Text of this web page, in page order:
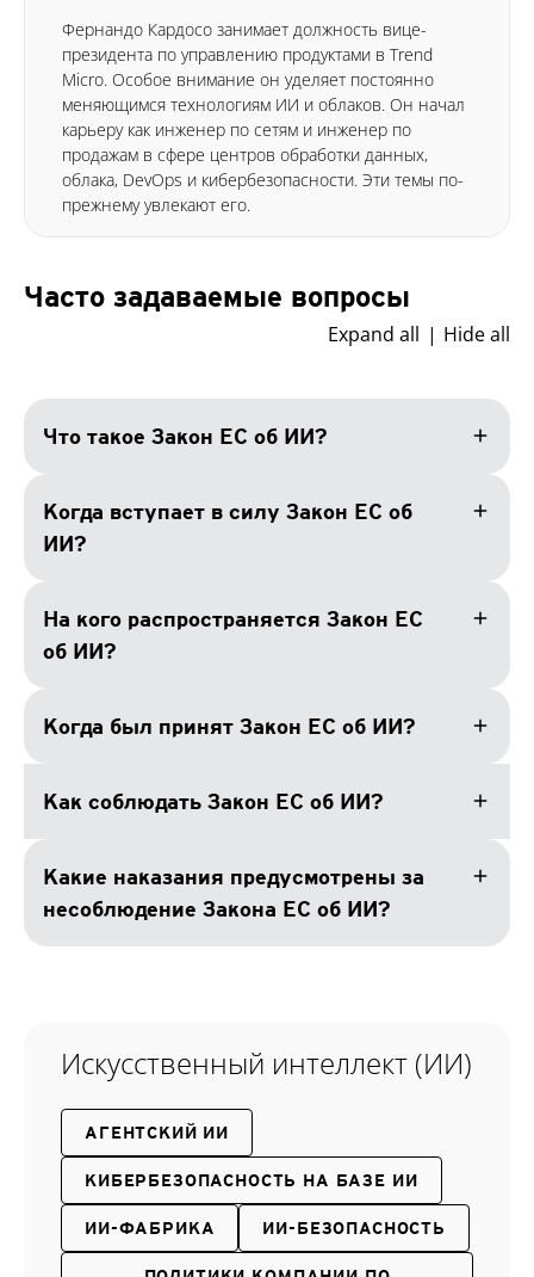
Фернандо Кардосо занимает должность вице-
президента по управлению продуктами в Trend
Micro. Особое внимание он уделяет постоянно
меняющимся технологиям ИИ и облаков. Он начал
карьеру как инженер по сетям и инженер по
продажам в сфере центров обработки данных,
облака, DevOps и кибербезопасности. Эти темы по-
прежнему увлекают его.
Часто задаваемые вопросы
Expand all Hide all
Что такое Закон ЕС об ИИ? add
Когда вступает в силу Закон ЕС об
ИИ?
add
На кого распространяется Закон ЕС
об ИИ?
add
Когда был принят Закон ЕС об ИИ? add
Как соблюдать Закон ЕС об ИИ? add
Какие наказания предусмотрены за
несоблюдение Закона ЕС об ИИ?
add
Искусственный интеллект (ИИ)
АГЕНТСКИЙ ИИ
КИБЕРБЕЗОПАСНОСТЬ НА БАЗЕ ИИ
ИИ-ФАБРИКА ИИ-БЕЗОПАСНОСТЬ